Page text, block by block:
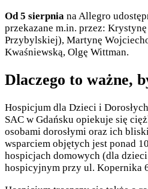
Od 5 sierpnia na Allegro
przekazane m.in. przez:
Przybylskiej), Martynę
Kwaśniewską, Olgę Wittman.
Dlaczego to ważne,
Hospicjum dla Dzieci i
SAC w Gdańsku opiekuje się
osobami dorosłymi oraz ich
wsparciem objętych jest ponad
hospicjach domowych (dla
hospicyjnym przy ul. Kopernika